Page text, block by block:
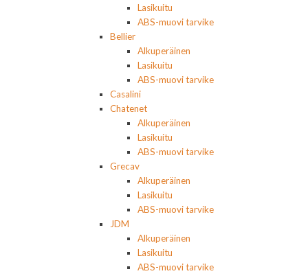
Lasikuitu
ABS-muovi tarvike
Bellier
Alkuperäinen
Lasikuitu
ABS-muovi tarvike
Casalini
Chatenet
Alkuperäinen
Lasikuitu
ABS-muovi tarvike
Grecav
Alkuperäinen
Lasikuitu
ABS-muovi tarvike
JDM
Alkuperäinen
Lasikuitu
ABS-muovi tarvike